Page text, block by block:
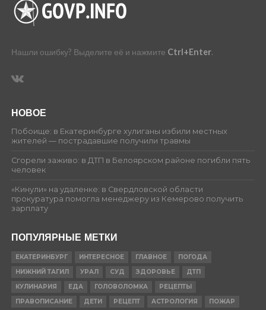
Нашли ошибку? Выделите её и нажмите Ctrl+Enter.
НОВОЕ
Побоище: в Екатеринбурге хулиганы избили местных
жителей — пострадавшие получили травмы
Сгорели заживо: в ДТП в Белоярском районе погибли пять
человек
«Кинули» на удаленке: в Свердловской области
прокуратура помогла менеджеру из Кемерово получить
зарплату
ПОПУЛЯРНЫЕ МЕТКИ
ЕКАТЕРИНБУРГ ИНТЕРЕСНОЕ ГЛАВНОЕ
ПОГОДА
НИЖНИЙ ТАГИЛ
УРАЛ СУД ЗДОРОВЬЕ
ДТП
КУЛИНАРИЯ
ЕДА ГОЛОВОЛОМКА
РЕЦЕПТЫ
ПРАВОПИСАНИЕ
ДЕТИ РЕЦЕПТ АСТРОЛОГИЯ ПОЖАР